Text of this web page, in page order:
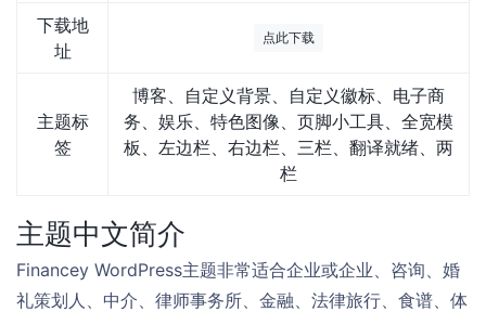
下载地
址
点此下载
主题标
签
博客、自定义背景、自定义徽标、电子商
务、娱乐、特色图像、页脚小工具、全宽模
板、左边栏、右边栏、三栏、翻译就绪、两
栏
主题中文简介
Financey WordPress主题非常适合企业或企业、咨询、婚
礼策划人、中介、律师事务所、金融、法律旅行、食谱、体